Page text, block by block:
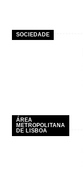
SOCIEDADE
ÁREA
METROPOLITANA
DE LISBOA